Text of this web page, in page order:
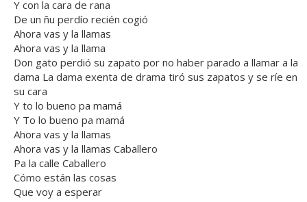
Y con la cara de rana
De un ñu perdío recién cogió
Ahora vas y la llamas
Ahora vas y la llama
Don gato perdió su zapato por no haber parado a llamar a la
dama La dama exenta de drama tiró sus zapatos y se ríe en
su cara
Y to lo bueno pa mamá
Y To lo bueno pa mamá
Ahora vas y la llamas
Ahora vas y la llamas Caballero
Pa la calle Caballero
Cómo están las cosas
Que voy a esperar